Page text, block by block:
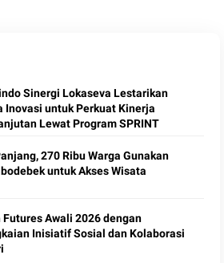
Sinergi Lokaseva Lestarikan
Inovasi untuk Perkuat Kinerja
Lewat Program SPRINT
270 Ribu Warga Gunakan
untuk Akses Wisata
Futures Awali 2026 dengan
Inisiatif Sosial dan Kolaborasi